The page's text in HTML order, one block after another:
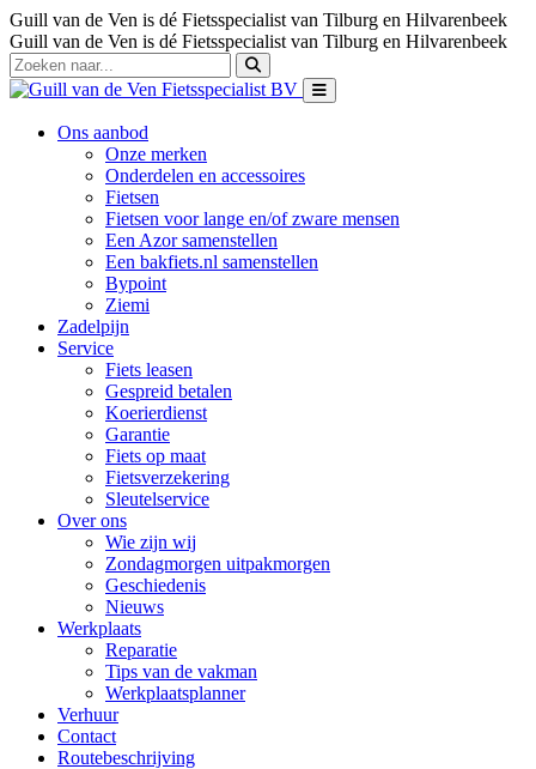
Guill van de Ven is dé Fietsspecialist van Tilburg en Hilvarenbeek
Guill van de Ven is dé Fietsspecialist van Tilburg en Hilvarenbeek
Ons aanbod
Onze merken
Onderdelen en accessoires
Fietsen
Fietsen voor lange en/of zware mensen
Een Azor samenstellen
Een bakfiets.nl samenstellen
Bypoint
Ziemi
Zadelpijn
Service
Fiets leasen
Gespreid betalen
Koerierdienst
Garantie
Fiets op maat
Fietsverzekering
Sleutelservice
Over ons
Wie zijn wij
Zondagmorgen uitpakmorgen
Geschiedenis
Nieuws
Werkplaats
Reparatie
Tips van de vakman
Werkplaatsplanner
Verhuur
Contact
Routebeschrijving